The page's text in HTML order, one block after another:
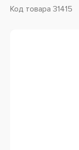
Код товара 31415